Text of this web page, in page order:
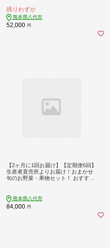
敷き物
残りわずか
熊本県八代市
52,000 円
【2ヶ月に1回お届け】【定期便6回】
生産者直売所よりお届け！おまかせ
旬のお野菜・果物セット！ おすすめ
熊本県八代市
84,000 円